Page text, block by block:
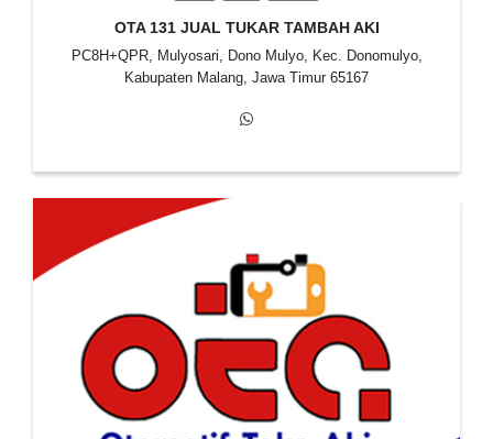
OTA 131 JUAL TUKAR TAMBAH AKI
PC8H+QPR, Mulyosari, Dono Mulyo, Kec. Donomulyo,
Kabupaten Malang, Jawa Timur 65167